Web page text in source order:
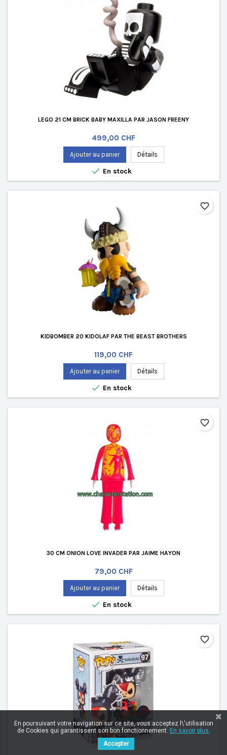
LEGO 21 CM BRICK BABY MAXILLA PAR JASON FREENY
Prix
499,00 CHF
Ajouter au panier Détails
 En stock
KIDBOMBER 20 KIDOLAF PAR THE BEAST BROTHERS
Prix
119,00 CHF
Ajouter au panier Détails
 En stock
favorite_border
30 CM ONION LOVE INVADER PAR JAIME HAYON
Prix
79,00 CHF
Ajouter au panier Détails
 En stock
favorite_border
favorite_border
En poursuivant votre navigation sur ce site, vous acceptez l\'utilisation
de Cookies qui garantissent son bon fonctionnement. En savoir plus.
Accepter